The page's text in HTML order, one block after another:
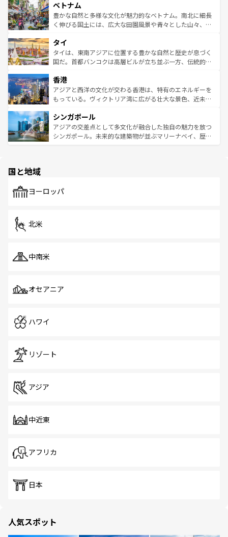
参照してほしい。
容にもいいと評判のスイーツなど、バラエティ豊かな料理
が味わえる。 なお、新着の台湾情報は コンテンツ一覧を参
照してほしい。
き、地方に足を延ばせば四季折々の自然美を楽しむことが
できる。そして、キムチや焼肉、絶品のストリートフード
まで、さまざまな韓国料理が待っている。夜には、韓国な
リティに包まれながら、韓国の多彩な魅力を心ゆくまで味
わってみてほしい。 なお、新着の韓国情報はコンテンツ一
覧を参照してほしい。
ベトナム
豊かな自然と多様な文化が魅力的なベトナム。南北に細長
く伸びる国土には、広大な田園風景や青々とした山々、世
急速な発展と共に伝統が息づく。ハノイの古い町並みやホ
ーチミン市のフランス統治時代の建物も、独特の雰囲気を
醸し出している。また、バラエティの豊かさとおいしさで
とつ。フォーやバインミー、ベトナムコーヒーなどは、ぜ
ひ現地で味わいたい。どの地域を訪れてもあたたかい人々
が旅行者を迎えてくれるので、きっと忘れられない旅にな
参照してほしい。
タイ
タイは、東南アジアに位置する豊かな自然と歴史が息づく
国だ。首都バンコクは高層ビルが立ち並ぶ一方、伝統的な
の活気が交差している。北部ではチェンマイなどの山岳地
帯で自然と触れ合い、南部ではプーケットやクラビの美し
いビーチでリゾート気分を楽しむことができる。タイ料理
激する。気候は一年中温暖で、どの季節にも異なる楽しみ
が待っている。親しみやすいタイの人々、仏教を中心とし
た文化、そして多様な観光資源が、訪れる旅人を魅了し続
香港
アジアと西洋の文化が交わる香港は、特有のエネルギーを
もっている。ヴィクトリア湾に広がる壮大な景色、近未来
み、どこを訪れても感動するはず。観光スポットが密集し
ており、効率よく見どころを回れるのも魅力。息をのむよ
うな絶景から文化的な体験まで、香港を存分に楽しみ尽く
シンガポール
アジアの交差点として多文化が融合した独自の魅力を放つ
シンガポール。未来的な建築物が並ぶマリーナベイ、歴史
で、ホーカーズは地元の風情を楽しめる外せないスポット
国と地域
ヨーロッパ
北米
中南米
オセアニア
ハワイ
リゾート
アジア
中近東
アフリカ
日本
人気スポット